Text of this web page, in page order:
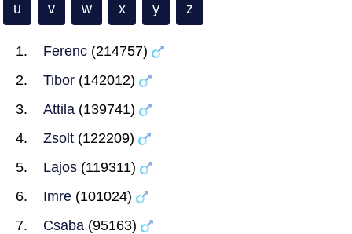
u v w x y z
Ferenc (214757)
Tibor (142012)
Attila (139741)
Zsolt (122209)
Lajos (119311)
Imre (101024)
Csaba (95163)